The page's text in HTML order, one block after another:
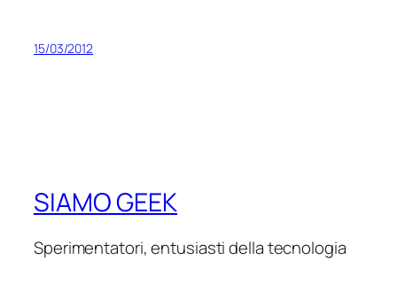
15/03/2012
SIAMO GEEK
Sperimentatori, entusiasti della tecnologia